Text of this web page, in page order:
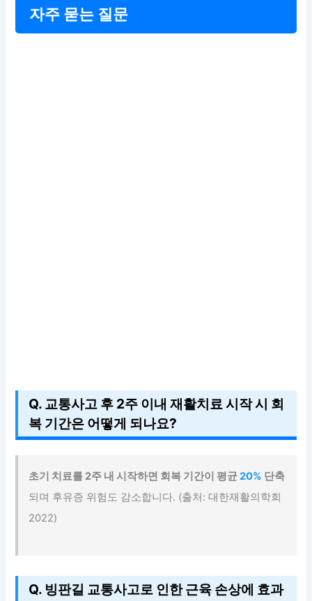
자주 묻는 질문
Q. 교통사고 후 2주 이내 재활치료 시작 시 회
복 기간은 어떻게 되나요?
초기 치료를 2주 내 시작하면 회복 기간이 평균20% 단축
되며 후유증 위험도 감소합니다. (출처: 대한재활의학회
2022)
Q. 빙판길 교통사고로 인한 근육 손상에 효과